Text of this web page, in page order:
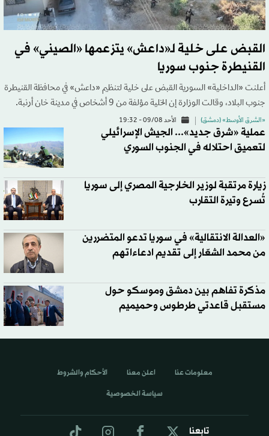
القبض على خلية لـ«داعش» يتزعمها «الصيني» في
القنيطرة جنوب سوريا
أعلنت «الداخلية» السورية القبض على خلية لتنظيم «داعش» في محافظة القنيطرة
جنوب البلاد، وقالت الوزارة إن الخلية مؤلفة من ‏9 أشخاص في مدينة خان أرنبة.
«الشرق الأوسط» (دمشق) الأحد 09/08 - 19:32
عملية «شرق جديد»... الجيش الإسرائيلي
لتعميق احتلاله في الجنوب السوري
زيارة مرتقبة لوزير الخارجية المصري إلى سوريا
تُسرع وتيرة التقارب
«العدالة الانتقالية» في سوريا تدعو المتضررين
من محمد الشعّار إلى تقديم ادعاءاتهم
مذكرة تفاهم بين دمشق وموسكو حول
مستقبل قاعدتي طرطوس وحميميم
تابعنا
معلومات عنا اعلن معنا الأحكام والشروط
سياسة الخصوصية